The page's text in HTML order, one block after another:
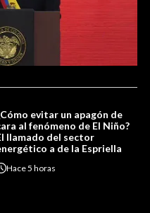
evitar un apagón de
al fenómeno de El Niño?
llamado del sector
a de la Espriella
Hace5 horas